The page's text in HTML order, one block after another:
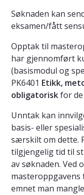
Søknaden kan
eksamen/fått
Opptak til
har gjennomført
(basismodul og
PK6401 Etikk,
obligatoriskfor
Unntak kan
basis- eller
særskilt om dette.
tilgjengelig tid til
av søknaden. Ved
emnet man